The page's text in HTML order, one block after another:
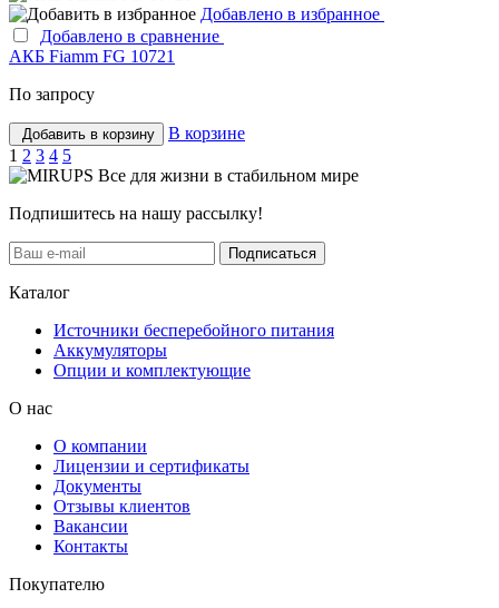
Добавлено в избранное
Добавлено в сравнение
АКБ Fiamm FG 10721
По запросу
Добавить в корзину
В корзине
1 2 3 4 5
Все для жизни в стабильном мире
Подпишитесь на нашу рассылку!
Подписаться
Каталог
Источники бесперебойного питания
Аккумуляторы
Опции и комплектующие
О нас
О компании
Лицензии и сертификаты
Документы
Отзывы клиентов
Вакансии
Контакты
Покупателю